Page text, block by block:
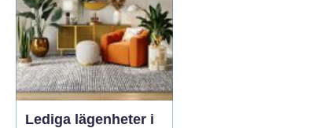
Lediga lägenheter i